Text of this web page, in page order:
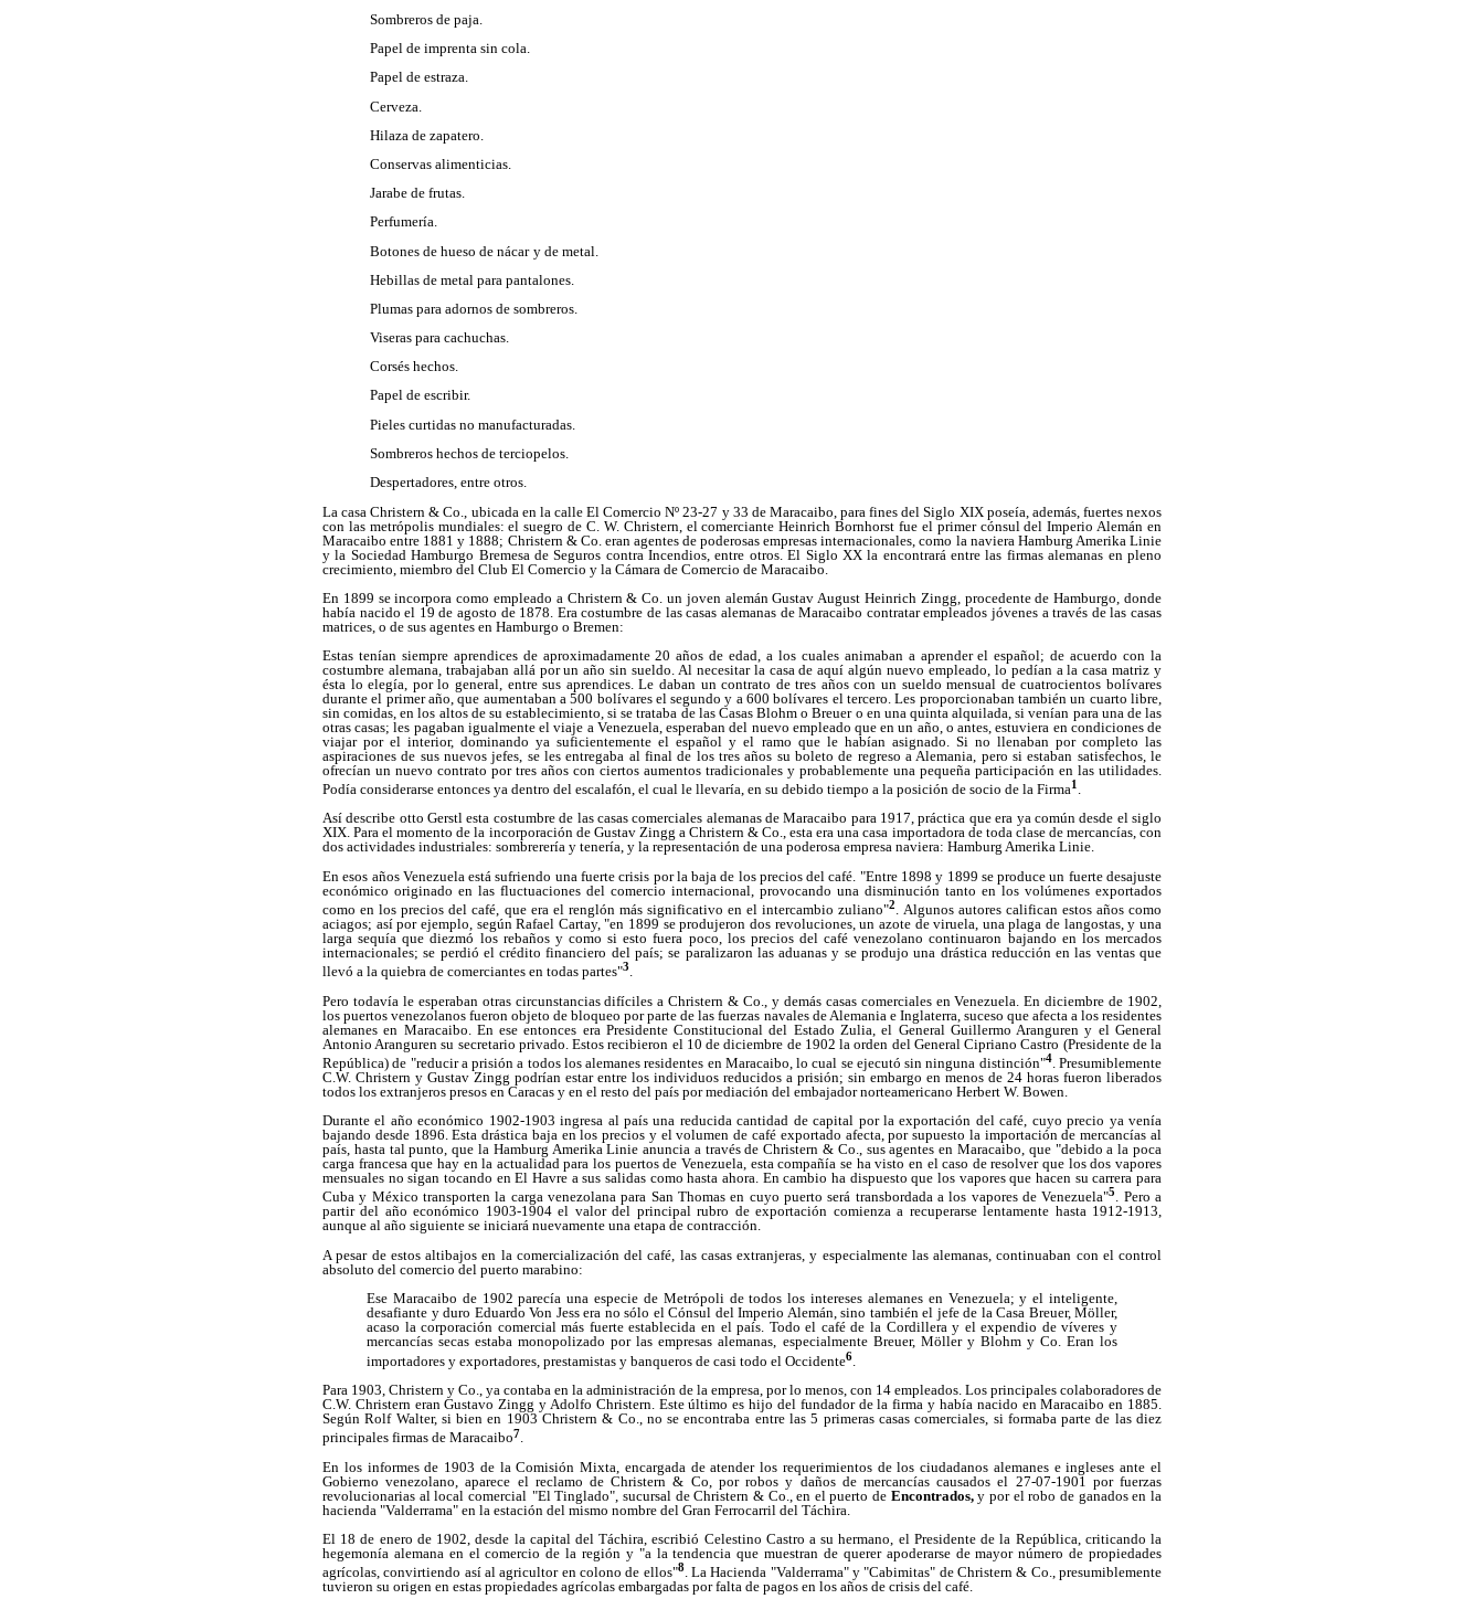
 Sombreros de paja.
 Papel de imprenta sin cola.
 Papel de estraza.
 Cerveza.
 Hilaza de zapatero.
 Conservas alimenticias.
 Jarabe de frutas.
 Perfumería.
 Botones de hueso de nácar y de metal.
 Hebillas de metal para pantalones.
 Plumas para adornos de sombreros.
 Viseras para cachuchas.
 Corsés hechos.
 Papel de escribir.
 Pieles curtidas no manufacturadas.
 Sombreros hechos de terciopelos.
 Despertadores, entre otros.
La casa Christern & Co., ubicada en la calle El Comercio Nº 23-27 y 33 de Maracaibo, para fines del Siglo XIX poseía, además, fuertes nexos
con las metrópolis mundiales: el suegro de C. W. Christern, el comerciante Heinrich Bornhorst fue el primer cónsul del Imperio Alemán en
Maracaibo entre 1881 y 1888; Christern & Co. eran agentes de poderosas empresas internacionales, como la naviera Hamburg Amerika Linie
y la Sociedad Hamburgo Bremesa de Seguros contra Incendios, entre otros. El Siglo XX la encontrará entre las firmas alemanas en pleno
crecimiento, miembro del Club El Comercio y la Cámara de Comercio de Maracaibo.
En 1899 se incorpora como empleado a Christern & Co. un joven alemán Gustav August Heinrich Zingg, procedente de Hamburgo, donde
había nacido el 19 de agosto de 1878. Era costumbre de las casas alemanas de Maracaibo contratar empleados jóvenes a través de las casas
matrices, o de sus agentes en Hamburgo o Bremen:
Estas tenían siempre aprendices de aproximadamente 20 años de edad, a los cuales animaban a aprender el español; de acuerdo con la
costumbre alemana, trabajaban allá por un año sin sueldo. Al necesitar la casa de aquí algún nuevo empleado, lo pedían a la casa matriz y
ésta lo elegía, por lo general, entre sus aprendices. Le daban un contrato de tres años con un sueldo mensual de cuatrocientos bolívares
durante el primer año, que aumentaban a 500 bolívares el segundo y a 600 bolívares el tercero. Les proporcionaban también un cuarto libre,
sin comidas, en los altos de su establecimiento, si se trataba de las Casas Blohm o Breuer o en una quinta alquilada, si venían para una de las
otras casas; les pagaban igualmente el viaje a Venezuela, esperaban del nuevo empleado que en un año, o antes, estuviera en condiciones de
viajar por el interior, dominando ya suficientemente el español y el ramo que le habían asignado. Si no llenaban por completo las
aspiraciones de sus nuevos jefes, se les entregaba al final de los tres años su boleto de regreso a Alemania, pero si estaban satisfechos, le
ofrecían un nuevo contrato por tres años con ciertos aumentos tradicionales y probablemente una pequeña participación en las utilidades.
Podía considerarse entonces ya dentro del escalafón, el cual le llevaría, en su debido tiempo a la posición de socio de la Firma1 .
Así describe otto Gerstl esta costumbre de las casas comerciales alemanas de Maracaibo para 1917, práctica que era ya común desde el siglo
XIX. Para el momento de la incorporación de Gustav Zingg a Christern & Co., esta era una casa importadora de toda clase de mercancías, con
dos actividades industriales: sombrerería y tenería, y la representación de una poderosa empresa naviera: Hamburg Amerika Linie.
En esos años Venezuela está sufriendo una fuerte crisis por la baja de los precios del café. "Entre 1898 y 1899 se produce un fuerte desajuste
económico originado en las fluctuaciones del comercio internacional, provocando una disminución tanto en los volúmenes exportados
como en los precios del café, que era el renglón más significativo en el intercambio zuliano"2. Algunos autores califican estos años como
aciagos; así por ejemplo, según Rafael Cartay, "en 1899 se produjeron dos revoluciones, un azote de viruela, una plaga de langostas, y una
larga sequía que diezmó los rebaños y como si esto fuera poco, los precios del café venezolano continuaron bajando en los mercados
internacionales; se perdió el crédito financiero del país; se paralizaron las aduanas y se produjo una drástica reducción en las ventas que
llevó a la quiebra de comerciantes en todas partes"3.
Pero todavía le esperaban otras circunstancias difíciles a Christern & Co., y demás casas comerciales en Venezuela. En diciembre de 1902,
los puertos venezolanos fueron objeto de bloqueo por parte de las fuerzas navales de Alemania e Inglaterra, suceso que afecta a los residentes
alemanes en Maracaibo. En ese entonces era Presidente Constitucional del Estado Zulia, el General Guillermo Aranguren y el General
Antonio Aranguren su secretario privado. Estos recibieron el 10 de diciembre de 1902 la orden del General Cipriano Castro (Presidente de la
República) de "reducir a prisión a todos los alemanes residentes en Maracaibo, lo cual se ejecutó sin ninguna distinción"4. Presumiblemente
C.W. Christern y Gustav Zingg podrían estar entre los individuos reducidos a prisión; sin embargo en menos de 24 horas fueron liberados
todos los extranjeros presos en Caracas y en el resto del país por mediación del embajador norteamericano Herbert W. Bowen.
Durante el año económico 1902-1903 ingresa al país una reducida cantidad de capital por la exportación del café, cuyo precio ya venía
bajando desde 1896. Esta drástica baja en los precios y el volumen de café exportado afecta, por supuesto la importación de mercancías al
país, hasta tal punto, que la Hamburg Amerika Linie anuncia a través de Christern & Co., sus agentes en Maracaibo, que "debido a la poca
carga francesa que hay en la actualidad para los puertos de Venezuela, esta compañía se ha visto en el caso de resolver que los dos vapores
mensuales no sigan tocando en El Havre a sus salidas como hasta ahora. En cambio ha dispuesto que los vapores que hacen su carrera para
Cuba y México transporten la carga venezolana para San Thomas en cuyo puerto será transbordada a los vapores de Venezuela"5. Pero a
partir del año económico 1903-1904 el valor del principal rubro de exportación comienza a recuperarse lentamente hasta 1912-1913,
aunque al año siguiente se iniciará nuevamente una etapa de contracción.
A pesar de estos altibajos en la comercialización del café, las casas extranjeras, y especialmente las alemanas, continuaban con el control
absoluto del comercio del puerto marabino:
Ese Maracaibo de 1902 parecía una especie de Metrópoli de todos los intereses alemanes en Venezuela; y el inteligente,
desafiante y duro Eduardo Von Jess era no sólo el Cónsul del Imperio Alemán, sino también el jefe de la Casa Breuer, Möller,
acaso la corporación comercial más fuerte establecida en el país. Todo el café de la Cordillera y el expendio de víveres y
mercancías secas estaba monopolizado por las empresas alemanas, especialmente Breuer, Möller y Blohm y Co. Eran los
importadores y exportadores, prestamistas y banqueros de casi todo el Occidente6
Para 1903, Christern y Co., ya contaba en la administración de la empresa, por lo menos, con 14 empleados. Los principales colaboradores de
C.W. Christern eran Gustavo Zingg y Adolfo Christern. Este último es hijo del fundador de la firma y había nacido en Maracaibo en 1885.
Según Rolf Walter, si bien en 1903 Christern & Co., no se encontraba entre las 5 primeras casas comerciales, si formaba parte de las diez
principales firmas de Maracaibo7.
En los informes de 1903 de la Comisión Mixta, encargada de atender los requerimientos de los ciudadanos alemanes e ingleses ante el
Gobierno venezolano, aparece el reclamo de Christern & Co, por robos y daños de mercancías causados el 27-07-1901 por fuerzas
revolucionarias al local comercial "El Tinglado", sucursal de Christern & Co., en el puerto de Encontrados,y por el robo de ganados en la
hacienda "Valderrama" en la estación del mismo nombre del Gran Ferrocarril del Táchira.
El 18 de enero de 1902, desde la capital del Táchira, escribió Celestino Castro a su hermano, el Presidente de la República, criticando la
hegemonía alemana en el comercio de la región y "a la tendencia que muestran de querer apoderarse de mayor número de propiedades
agrícolas, convirtiendo así al agricultor en colono de ellos"8. La Hacienda "Valderrama" y "Cabimitas" de Christern & Co., presumiblemente
tuvieron su origen en estas propiedades agrícolas embargadas por falta de pagos en los años de crisis del café.